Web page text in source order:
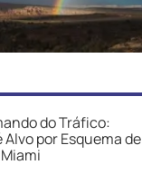
do Tráfico:
por Esquema de